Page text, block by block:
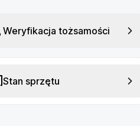
Weryfikacja tożsamości
Stan sprzętu